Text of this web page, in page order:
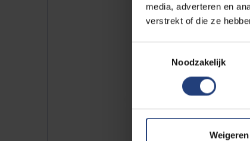
media, adverteren en
verstrekt of die ze
Noodzakelijk
Weigeren